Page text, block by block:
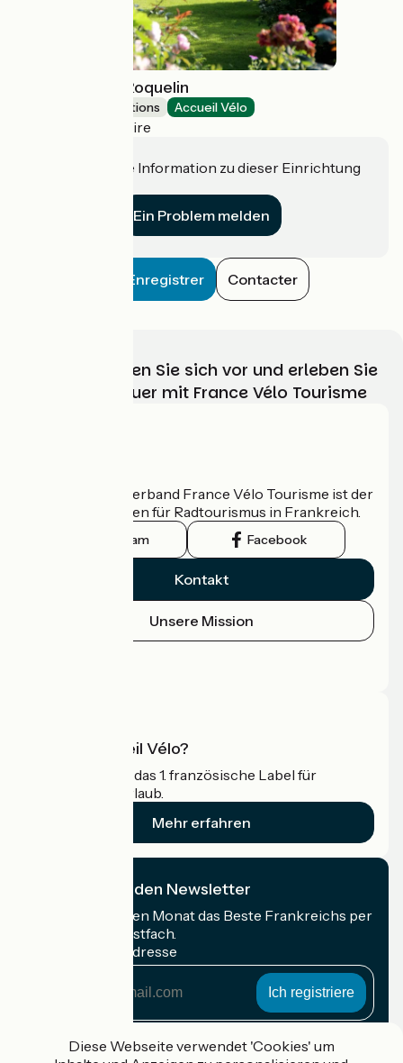
Les Jardins de Roquelin
Museums & attractions Accueil Vélo
Meung-sur-Loire
Haben Sie eine Information zu dieser Einrichtung
Ein Problem melden
Enregistrer Contacter
Wählen, bereiten Sie sich vor und erleben Sie
Ihr Radabenteuer mit France Vélo Tourisme
Der nationale Verband France Vélo Tourisme ist der
offizielle Leitfaden für Radtourismus in Frankreich.
Instagram Facebook
Kontakt
Unsere Mission
Was ist Accueil Vélo?
Accueil Vélo ist das 1. französische Label für
Radfahrer im Urlaub.
Mehr erfahren
Ich abonniere den Newsletter
Erhalten Sie jeden Monat das Beste Frankreichs per
Rad in Ihrem Postfach.
Meine E-Mail-Adresse
AdresseDiese Webseite verwendet 'Cookies' um